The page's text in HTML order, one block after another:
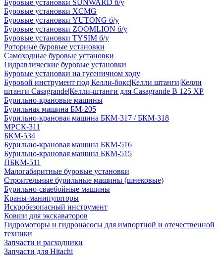
Буровые установки SUNWARD б/у
Буровые установки XCMG
Буровые установки YUTONG б/у
Буровые установки ZOOMLION б/у
Буровые установки TYSIM б/у
Роторные буровые установки
Самоходные буровые установки
Гидравлические буровые установки
Буровые установки на гусеничном ходу
Буровой инструмент под Келли-бокс|Келли штанги|Келли
штанги Casagrande|Келли-штанги для Casagrande B 125 XP
Бурильно-крановые машины
Бурильная машина БМ-205
Бурильно-крановая машина БКМ-317 / БКМ-318
МРСК-311
БКМ-534
Бурильно-крановая машина БКМ-516
Бурильно-крановая машина БКМ-515
ПБКМ-511
Малогабаритные буровые установки
Строительные бурильные машины (шнековые)
Бурильно-сваебойные машины
Краны-манипуляторы
Искробезопасный инструмент
Ковши для экскаваторов
Гидромоторы и гидронасосы для импортной и отечественной
техники
Запчасти и расходники
Запчасти для Hitachi